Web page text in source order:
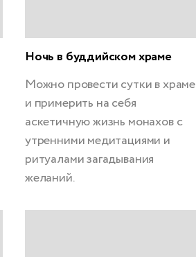
Ночь в буддийском храме
Можно провести сутки в храме
и примерить на себя
аскетичную жизнь монахов с
утренними медитациями и
ритуалами загадывания
желаний.